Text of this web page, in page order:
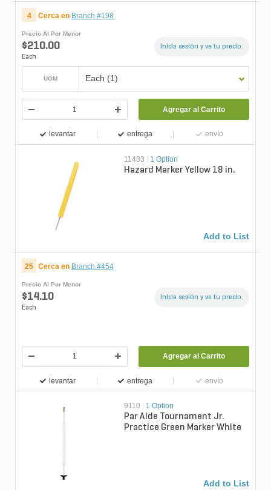
4 Cerca en Branch #198
Precio Al Por Menor
$210.00
Each
Inicia sesión y ve tu precio.
UOM Each (1)
Agregar al Carrito
levantar entrega envío
11433 | 1 Option
Hazard Marker Yellow 18 in.
Add to List
25 Cerca en Branch #454
Precio Al Por Menor
$14.10
Each
Inicia sesión y ve tu precio.
Agregar al Carrito
levantar entrega envío
9110 1 Option
Par Aide Tournament Jr.
Practice Green Marker White
Add to List